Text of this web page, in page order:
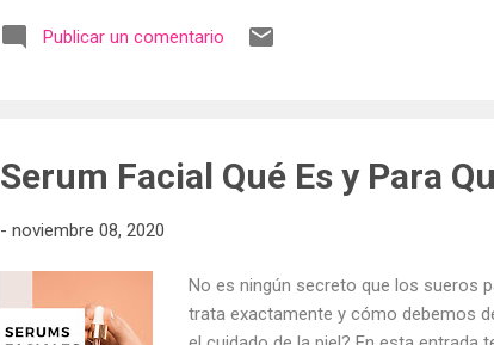
limpieza profunda, agua micelar,
Publicar un comentario
Serum Facial Qué Es y Para
- noviembre 08, 2020
No es ningún secreto que los sueros
trata exactamente y cómo debemos